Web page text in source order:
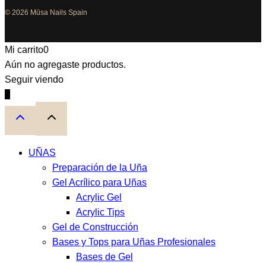
© 2026 Mūsa Nails Spain
Mi carrito0
Aún no agregaste productos.
Seguir viendo
UÑAS
Preparación de la Uña
Gel Acrílico para Uñas
Acrylic Gel
Acrylic Tips
Gel de Construcción
Bases y Tops para Uñas Profesionales
Bases de Gel